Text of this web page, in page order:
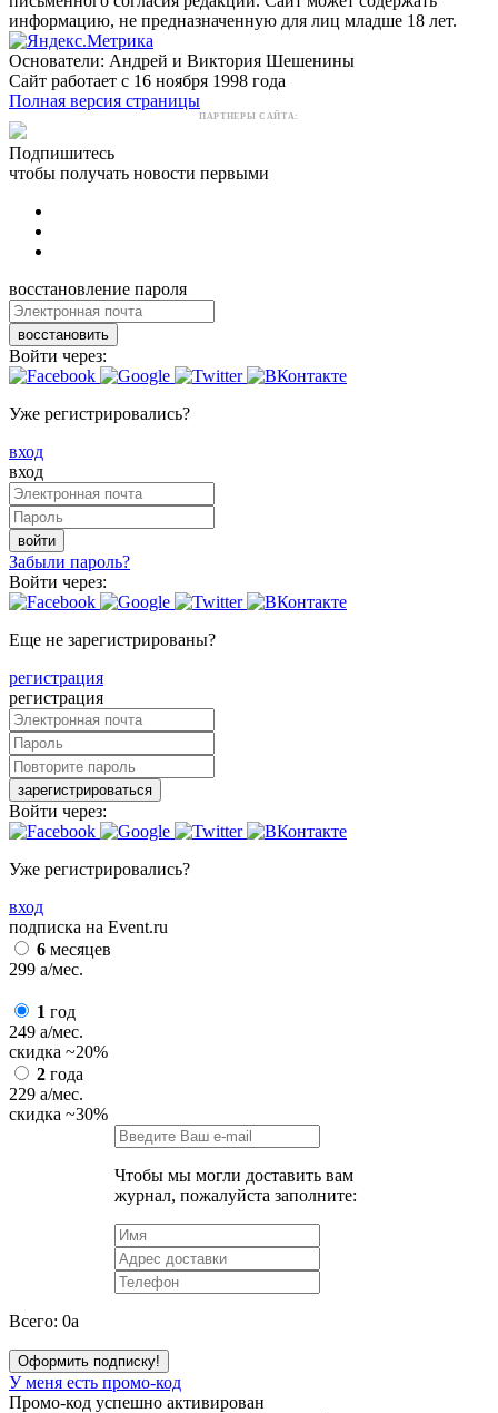
информацию, не предназначенную для лиц младше 18 лет.
Основатели: Андрей и Виктория Шешенины
Сайт работает с 16 ноября 1998 года
Полная версия страницы
ПАРТНЕРЫ САЙТА:
Подпишитесь
чтобы получать новости первыми
восстановление пароля
восстановить
Войти через:
Уже регистрировались?
вход
вход
войти
Забыли пароль?
Войти через:
Еще не зарегистрированы?
регистрация
регистрация
зарегистрироваться
Войти через:
Уже регистрировались?
вход
подписка на Event.ru
6 месяцев
299 a/мес.
1 год
249 a/мес.
скидка ~20%
2 года
229 a/мес.
скидка ~30%
Чтобы мы могли доставить вам
журнал, пожалуйста заполните:
Всего: 0a
Оформить подписку!
У меня есть промо-код
Промо-код успешно активирован